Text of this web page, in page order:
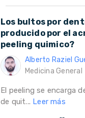
Los bultos por
producido por el
peeling quimico?
Alberto Raziel
Medicina General
El peeling se encarga
de quit... Leer más